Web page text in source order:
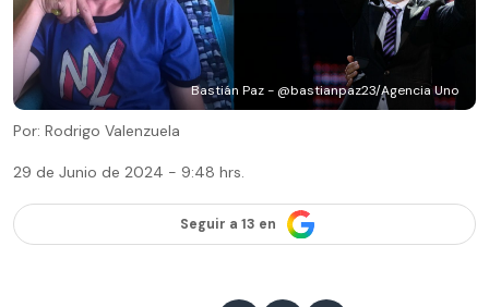
Bastián Paz - @bastianpaz23/Agencia Uno
Por: Rodrigo Valenzuela
29 de Junio de 2024 - 9:48 hrs.
Seguir a 13 en